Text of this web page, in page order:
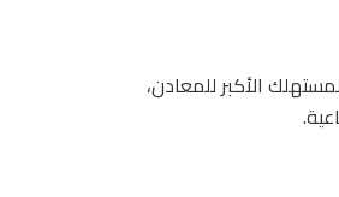
الأكبر للمعادن،